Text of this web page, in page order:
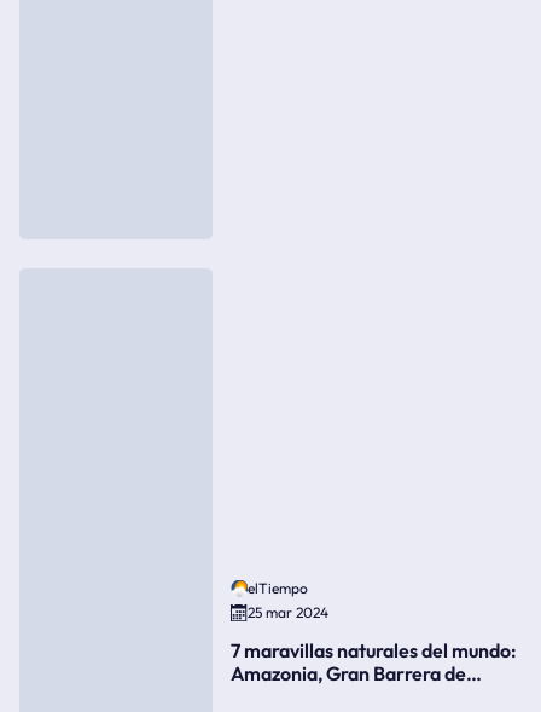
elTiempo
25 mar 2024
7 maravillas naturales del mundo:
Amazonia, Gran Barrera de